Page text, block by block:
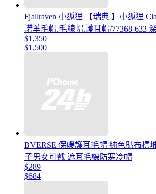
Fjallraven 小狐狸 【瑞典 】小狐狸
諾羊毛帽.毛線帽.護耳帽/77368-633
$1,350
$1,500
BVERSE 保暖護耳毛帽 純色貼布標
子男女可戴 遮耳毛線防寒冷帽
$289
$684